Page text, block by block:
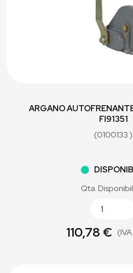
ARGANO
FI91351
(0100133 )
Qta.
110,78 €